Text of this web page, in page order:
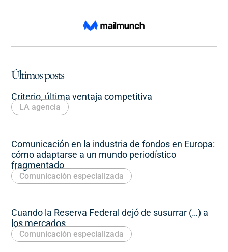
Últimos posts
Criterio, última ventaja competitiva
LA agencia
Comunicación en la industria de fondos en Europa:
cómo adaptarse a un mundo periodístico
fragmentado
Comunicación especializada
Cuando la Reserva Federal dejó de susurrar (…) a
los mercados
Comunicación especializada